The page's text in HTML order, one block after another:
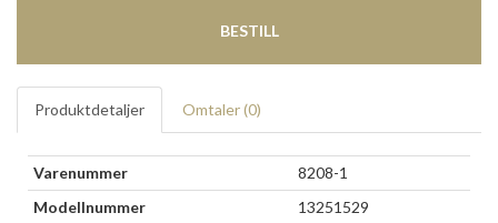
BESTILL
Produktdetaljer Omtaler (0)
Varenummer
8208-1
Modellnummer
13251529